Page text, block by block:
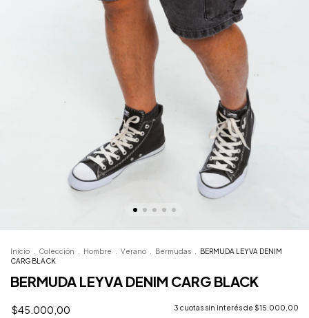
Inicio Colección Hombre Verano Bermudas
BERMUDA LEYVA DENIM
CARG BLACK
BERMUDA LEYVA DENIM CARG BLACK
$45.000,00 3 cuotas sin interés de $15.000,00